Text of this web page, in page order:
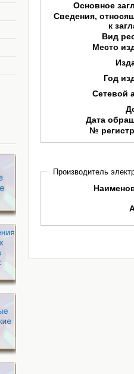
Основное
Сведения,
к
Вид
Место
Год
Сетевой
Дата
№
Производитель